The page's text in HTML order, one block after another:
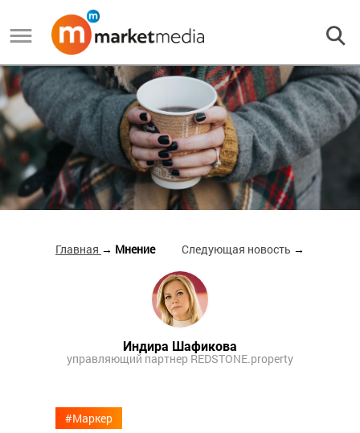
Главная → Мнение Следующая новость →
Индира Шафикова
управляющий партнер REDSTONE.property
#Маркер